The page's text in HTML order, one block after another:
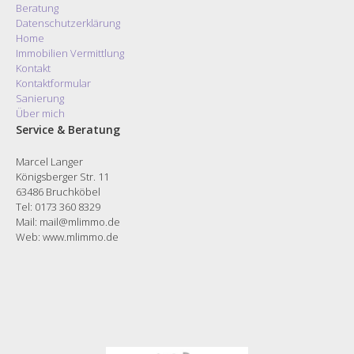
Beratung
Datenschutzerklärung
Home
Immobilien Vermittlung
Kontakt
Kontaktformular
Sanierung
Über mich
Service & Beratung
Marcel Langer
Königsberger Str. 11
63486 Bruchköbel
Tel: 0173 360 8329
Mail: mail@mlimmo.de
Web: www.mlimmo.de